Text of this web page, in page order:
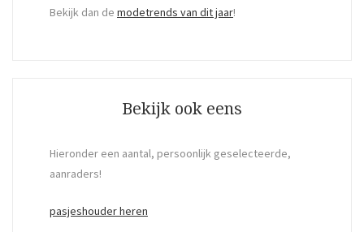
Bekijk dan de modetrends van dit jaar!
Bekijk ook eens
Hieronder een aantal, persoonlijk geselecteerde,
aanraders!
pasjeshouder heren